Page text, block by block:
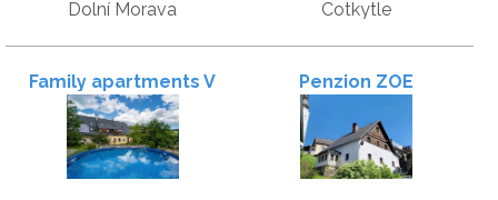
Dolní Morava Cotkytle
Family apartments V
Zátiší
Penzion ZOE